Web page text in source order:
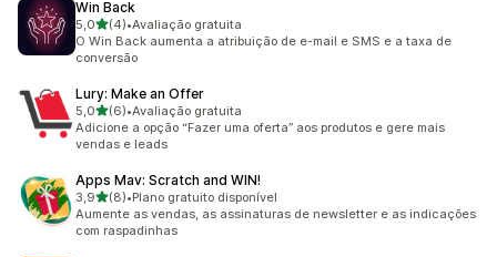
Win Back
5,0de 5 estrelas
(4)
4 avaliações ao todo
•Avaliação gratuita
O Win Back aumenta a atribuição de e-mail e SMS e a taxa de
conversão
Lury: Make an Offer
5,0de 5 estrelas
(6)
6 avaliações ao todo
•Avaliação gratuita
Adicione a opção “Fazer uma oferta” aos produtos e gere mais
vendas e leads
Apps Mav: Scratch and WIN!
3,9de 5 estrelas
(8)
8 avaliações ao todo
•Plano gratuito disponível
Aumente as vendas, as assinaturas de newsletter e as indicações
com raspadinhas